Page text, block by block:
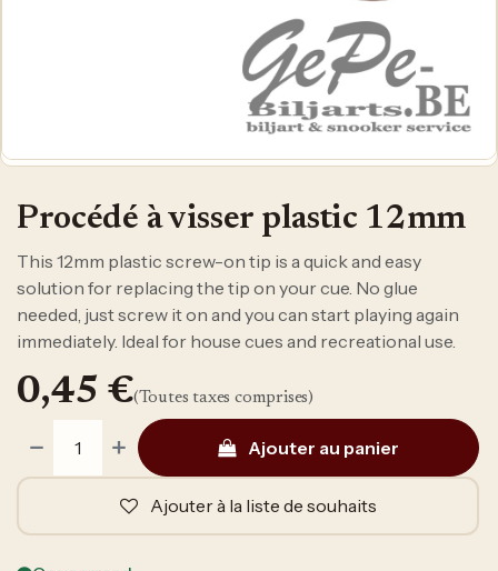
Procédé à visser plastic 12mm
This 12mm plastic screw-on tip is a quick and easy
solution for replacing the tip on your cue. No glue
needed, just screw it on and you can start playing again
immediately. Ideal for house cues and recreational use.
Ajouter au panier
Ajouter à la liste de souhaits
0,45 €(Toutes taxes comprises)